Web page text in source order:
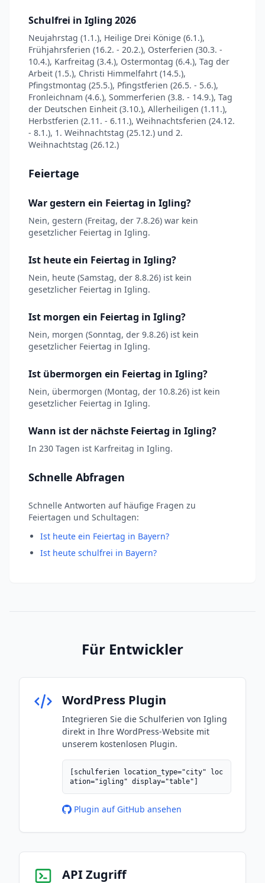
Schulfrei in Igling 2026
Neujahrstag (1.1.), Heilige Drei Könige (6.1.),
Frühjahrsferien (16.2. - 20.2.), Osterferien (30.3. -
10.4.), Karfreitag (3.4.), Ostermontag (6.4.), Tag der
Arbeit (1.5.), Christi Himmelfahrt (14.5.),
Pfingstmontag (25.5.), Pfingstferien (26.5. - 5.6.),
Fronleichnam (4.6.), Sommerferien (3.8. - 14.9.), Tag
der Deutschen Einheit (3.10.), Allerheiligen (1.11.),
Herbstferien (2.11. - 6.11.), Weihnachtsferien (24.12.
- 8.1.), 1. Weihnachtstag (25.12.) und 2.
Weihnachtstag (26.12.)
Feiertage
War gestern ein Feiertag in Igling?
Nein, gestern (Freitag, der 7.8.26) war kein
gesetzlicher Feiertag in Igling.
Ist heute ein Feiertag in Igling?
Nein, heute (Samstag, der 8.8.26) ist kein
gesetzlicher Feiertag in Igling.
Ist morgen ein Feiertag in Igling?
Nein, morgen (Sonntag, der 9.8.26) ist kein
gesetzlicher Feiertag in Igling.
Ist übermorgen ein Feiertag in Igling?
Nein, übermorgen (Montag, der 10.8.26) ist kein
gesetzlicher Feiertag in Igling.
Wann ist der nächste Feiertag in Igling?
In 230 Tagen ist Karfreitag in Igling.
Schnelle Abfragen
Schnelle Antworten auf häufige Fragen zu
Feiertagen und Schultagen:
Ist heute ein Feiertag in Bayern?
Ist heute schulfrei in Bayern?
Für Entwickler
WordPress Plugin
Integrieren Sie die Schulferien von Igling
direkt in Ihre WordPress-Website mit
unserem kostenlosen Plugin.
[schulferien location_type="city" loc
ation="igling" display="table"]
Plugin auf GitHub ansehen
API Zugriff